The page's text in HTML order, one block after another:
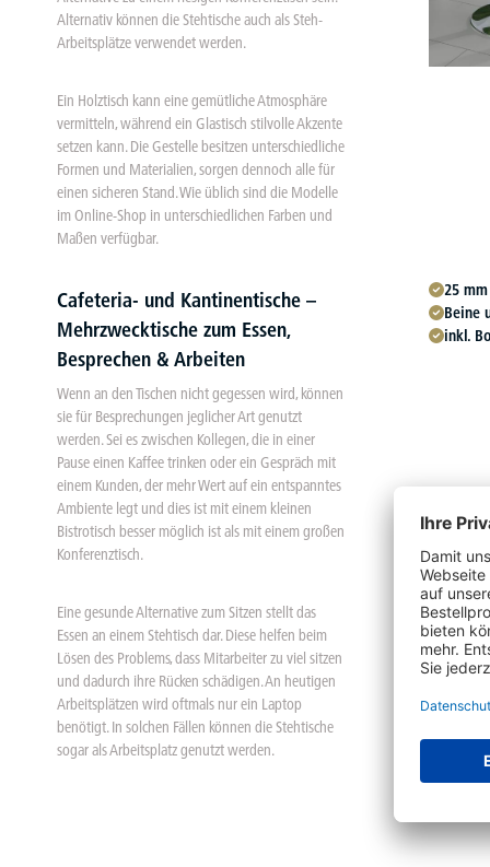
Alternativ können die Stehtische auch als Steh-
Arbeitsplätze verwendet werden.
Ein Holztisch kann eine gemütliche Atmosphäre
vermitteln, während ein Glastisch stilvolle Akzente
setzen kann. Die Gestelle besitzen unterschiedliche
Formen und Materialien, sorgen dennoch alle für
einen sicheren Stand. Wie üblich sind die Modelle
im Online-Shop in unterschiedlichen Farben und
Maßen verfügbar.
Cafeteria- und Kantinentische –
Mehrzwecktische zum Essen,
Besprechen & Arbeiten
Wenn an den Tischen nicht gegessen wird, können
sie für Besprechungen jeglicher Art genutzt
werden. Sei es zwischen Kollegen, die in einer
Pause einen Kaffee trinken oder ein Gespräch mit
einem Kunden, der mehr Wert auf ein entspanntes
Ambiente legt und dies ist mit einem kleinen
Bistrotisch besser möglich ist als mit einem großen
Konferenztisch.
Eine gesunde Alternative zum Sitzen stellt das
Essen an einem Stehtisch dar. Diese helfen beim
Lösen des Problems, dass Mitarbeiter zu viel sitzen
und dadurch ihre Rücken schädigen. An heutigen
Arbeitsplätzen wird oftmals nur ein Laptop
benötigt. In solchen Fällen können die Stehtische
sogar als Arbeitsplatz genutzt werden.
25
Beine
inkl.